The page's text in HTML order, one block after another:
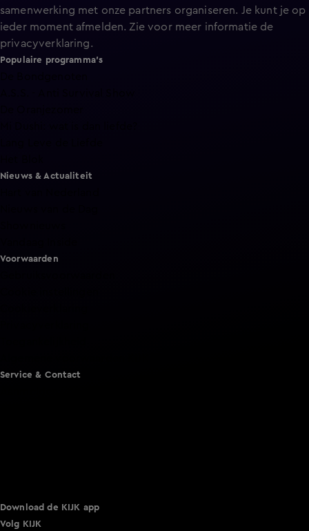
samenwerking met onze partners organiseren. Je kunt je op
ieder moment afmelden. Zie voor meer informatie de
privacyverklaring.
Populaire programma's
Nieuws & Actualiteit
Voorwaarden
Service & Contact
Download de KIJK app
Volg KIJK